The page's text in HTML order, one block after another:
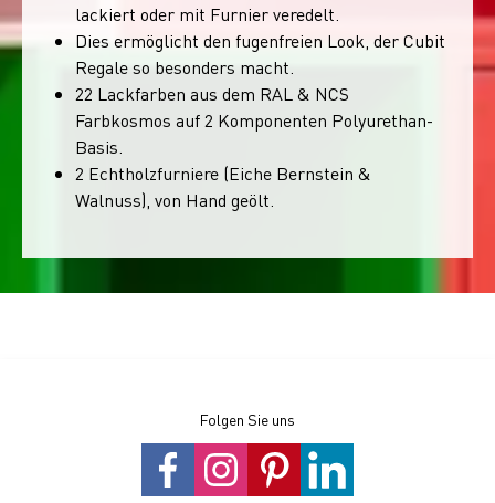
lackiert oder mit Furnier veredelt.
Dies ermöglicht den fugenfreien Look, der Cubit
Regale so besonders macht.
22 Lackfarben aus dem RAL & NCS
Farbkosmos auf 2 Komponenten Polyurethan-
Basis.
2 Echtholzfurniere (Eiche Bernstein &
Walnuss), von Hand geölt.
Folgen Sie uns